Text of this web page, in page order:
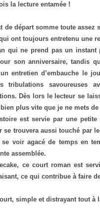
la lecture entamée !
de départ somme toute
ont toujours entretenu une
qui ne prend pas un
son anniversaire, tandis
entretien d’embauche le
tribulations savoureuses
Dès lors le lecteur se
plus vite que je ne mets
est servie par une
se trouvera aussi touché par
voir agacé de temps en
assemblée.
ce court roman est
ce qui contribue à faire
simple et distrayant tout à